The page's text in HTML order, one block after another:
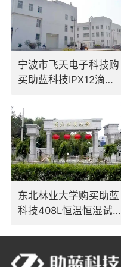
宁波市飞天电子科技购
买助蓝科技IPX12滴水
东北林业大学购买助蓝
科技408L恒温恒湿试验